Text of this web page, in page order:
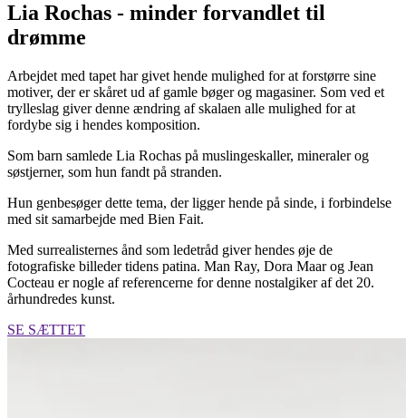
Lia Rochas - minder forvandlet til
drømme
Arbejdet med tapet har givet hende mulighed for at forstørre sine
motiver, der er skåret ud af gamle bøger og magasiner. Som ved et
trylleslag giver denne ændring af skalaen alle mulighed for at
fordybe sig i hendes komposition.
Som barn samlede Lia Rochas på muslingeskaller, mineraler og
søstjerner, som hun fandt på stranden.
Hun genbesøger dette tema, der ligger hende på sinde, i forbindelse
med sit samarbejde med Bien Fait.
Med surrealisternes ånd som ledetråd giver hendes øje de
fotografiske billeder tidens patina. Man Ray, Dora Maar og Jean
Cocteau er nogle af referencerne for denne nostalgiker af det 20.
århundredes kunst.
SE SÆTTET